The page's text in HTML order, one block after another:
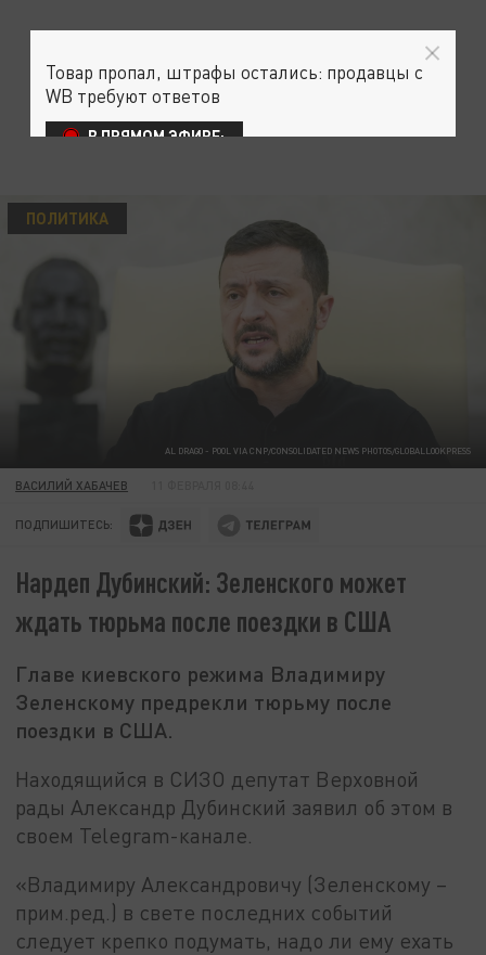
AL DRAGO - POOL VIA CNP/CONSOLIDATED NEWS PHOTOS/GLOBALLOOKPRESS
ПОЛИТИКА
ВАСИЛИЙ ХАБАЧЕВ
ПОДПИШИТЕСЬ:
Нардеп Дубинский: Зеленского может
ждать тюрьма после поездки в США
Главе киевского режима Владимиру
Зеленскому предрекли тюрьму после
поездки в США.
Находящийся в СИЗО депутат Верховной
рады Александр Дубинский заявил об этом в
своем Telegram-канале.
«Владимиру Александровичу (Зеленскому –
прим.ред.) в свете последних событий
следует крепко подумать, надо ли ему ехать
Товар пропал, штрафы остались: продавцы с
WB требуют ответов
В ПРЯМОМ ЭФИРЕ: